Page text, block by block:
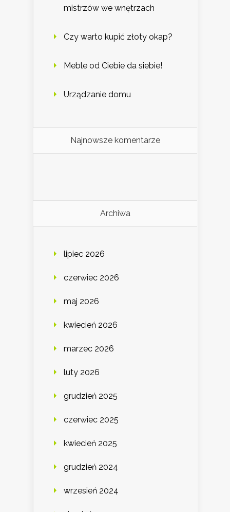
mistrzów we wnętrzach
Czy warto kupić złoty okap?
Meble od Ciebie da siebie!
Urządzanie domu
Najnowsze komentarze
Archiwa
lipiec 2026
czerwiec 2026
maj 2026
kwiecień 2026
marzec 2026
luty 2026
grudzień 2025
czerwiec 2025
kwiecień 2025
grudzień 2024
wrzesień 2024